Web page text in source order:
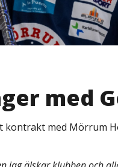
med
kontrakt med Mörrum